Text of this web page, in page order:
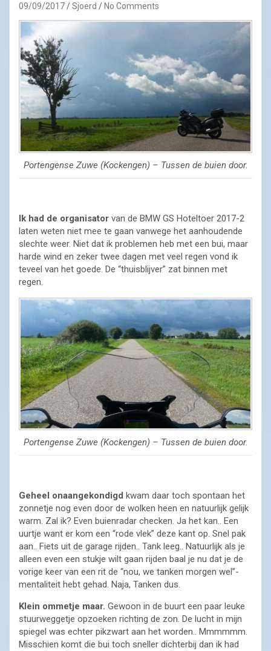
09/09/2017 Sjoerd No Comments
Portengense Zuwe (Kockengen) – Tussen de buien door.
Ik had de organisator van de BMW GS Hoteltoer 2017-2
laten weten niet mee te gaan vanwege het aanhoudende
slechte weer. Niet dat ik problemen heb met een bui, maar
harde wind en zeker twee dagen met veel regen vond ik
teveel van het goede. De “thuisblijver” zat binnen met
regen.
Portengense Zuwe (Kockengen) – Tussen de buien door.
Geheel onaangekondigd kwam daar toch spontaan het
zonnetje nog even door de wolken heen en natuurlijk gelijk
warm. Zal ik? Even buienradar checken. Ja het kan.. Een
uurtje want er kom een “rode vlek” deze kant op. Snel pak
aan.. Fiets uit de garage rijden.. Tank leeg.. Natuurlijk als je
alleen even een stukje wilt gaan rijden baal je nu dat je de
vorige keer van een rit de “nou, we tanken morgen wel”-
mentaliteit hebt gehad. Naja, Tanken dus.
Klein ommetje maar. Gewoon in de buurt een paar leuke
stuurweggetje opzoeken richting de zon. De lucht in mijn
spiegel was echter pikzwart aan het worden.. Mmmmmm.
Misschien komt die bui toch sneller dichterbij dan ik had